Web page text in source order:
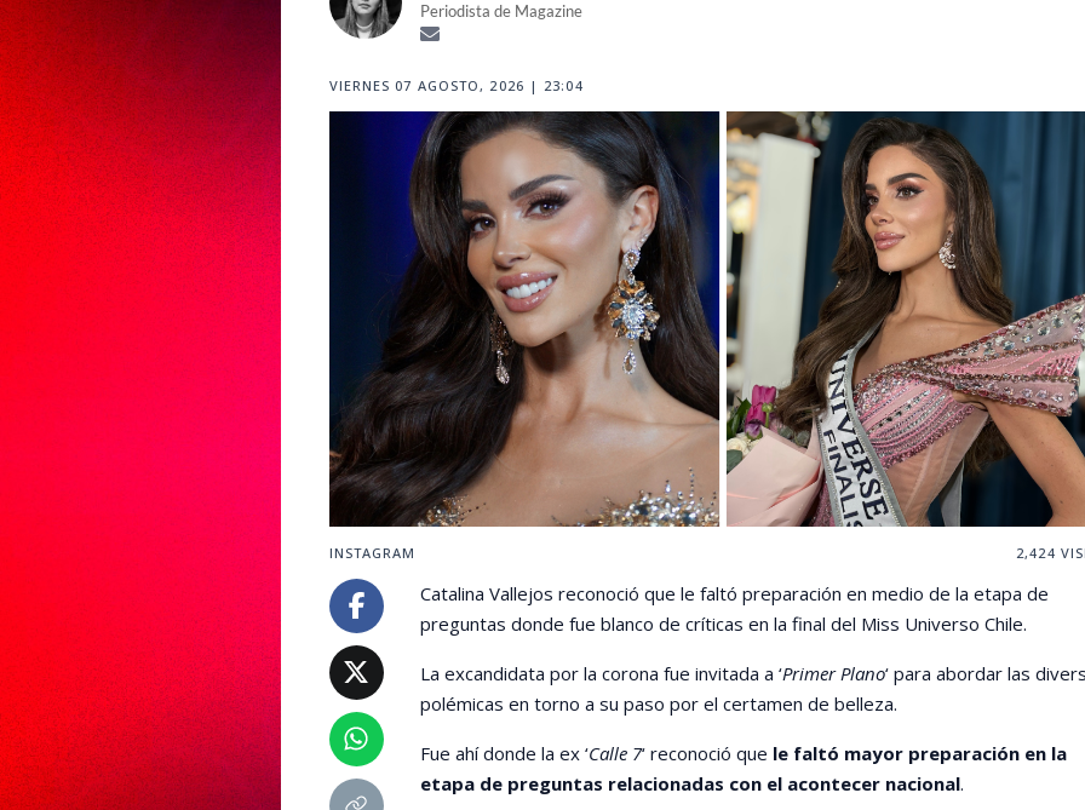
Periodista de Magazine
VIERNES 07 AGOSTO, 2026 | 23:04
INSTAGRAM 2,424
Catalina Vallejos reconoció que le faltó preparación en medio de la etapa de
preguntas donde fue blanco de críticas en la final del Miss Universo Chile.
La excandidata por la corona fue invitada a ‘Primer Plano‘ para abordar las
polémicas en torno a su paso por el certamen de belleza.
Fue ahí donde la ex ‘Calle 7‘ reconoció que le faltó mayor preparación en la
etapa de preguntas relacionadas con el acontecer nacional.